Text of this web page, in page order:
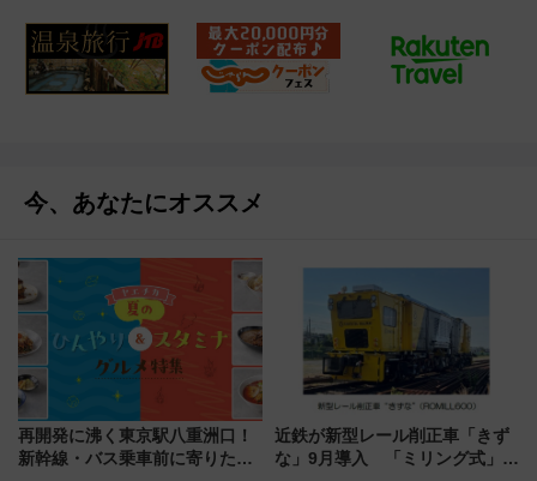
今、あなたにオススメ
再開発に沸く東京駅八重洲口！
新幹線・バス乗車前に寄りたい
近鉄が新型レール削正車「きず
な」9月導入 「ミリング式」採